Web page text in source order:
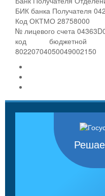
БИК банка Получателя
Код ОКТМО 28758000
№ лицевого счета
код бюджетной
80220704050049002150